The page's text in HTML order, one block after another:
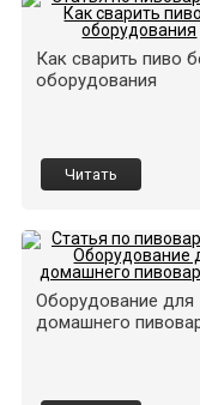
Как сварить пиво
оборудования
Читать
Оборудование для
домашнего